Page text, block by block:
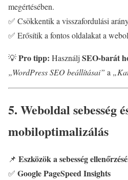
megértésében.
✅ Csökkentik a visszafordulási
✅ Erősítik a fontos oldalakat a
💡Pro tipp: Használj SEO-barát
„WordPress SEO beállításai” a
5. Weboldal sebesség
mobiloptimalizálás
📌 Eszközök a sebesség
✅ Google PageSpeed Insights